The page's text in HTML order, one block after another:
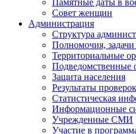
Памятные даты в
Совет женщин
Администрация
Структура
Полномочия,
Территориальные
Подведомственные
Защита населения
Результаты проверок
Статистическая
Информационные
Учрежденные СМИ
Участие в